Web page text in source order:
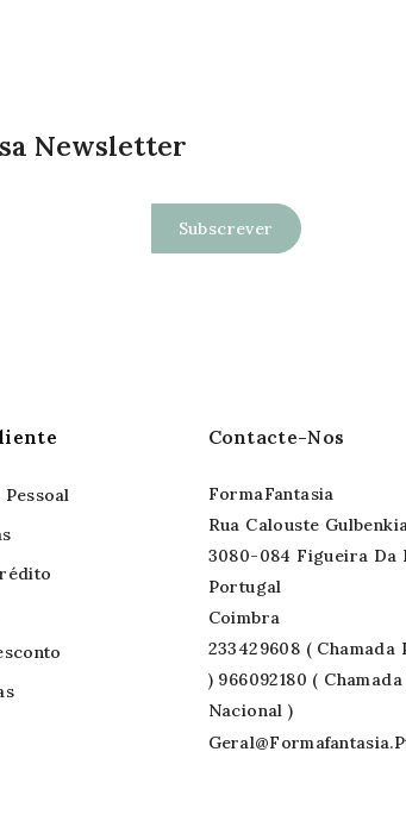
Newsletter
Contacte-Nos
FormaFantasia
Rua Calouste
3080-084 Figueira Da
Portugal
Coimbra
233429608 (
) 966092180 (
Nacional )